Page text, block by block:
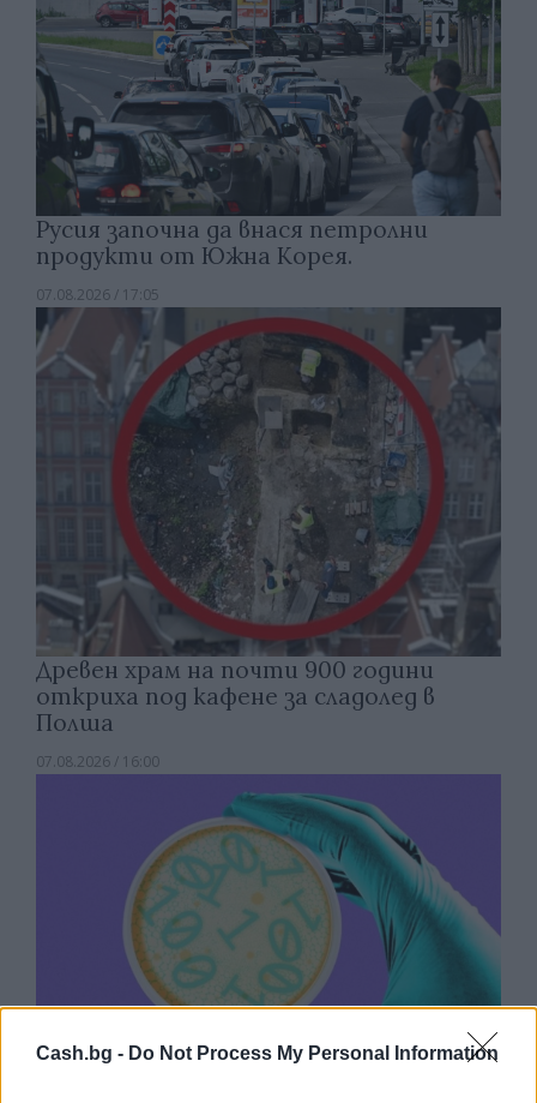
Cash.bg - Do Not Process My Personal Information
Русия започна да внася петролни
продукти от Южна Корея.
07.08.2026 / 17:05
Древен храм на почти 900 години
откриха под кафене за сладолед в
Полша
07.08.2026 / 16:00